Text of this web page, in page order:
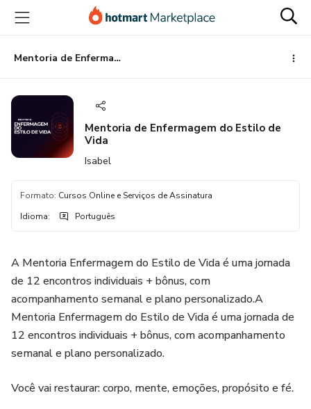
para
conteúdo
principal
para
pagamento
para
rodapé
Mentoria de Enfermagem do Estilo de Vida
Mentoria de Enfermagem do Estilo de
Vida
Isabel
Formato: Cursos Online e Serviços de Assinatura
Idioma: Português
A Mentoria Enfermagem do Estilo de Vida é uma jornada
de 12 encontros individuais + bônus, com
acompanhamento semanal e plano personalizado.A
Mentoria Enfermagem do Estilo de Vida é uma jornada de
12 encontros individuais + bônus, com acompanhamento
semanal e plano personalizado.
Você vai restaurar: corpo, mente, emoções, propósito e fé.